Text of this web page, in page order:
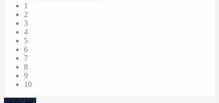
1
2
3
4
5
6
7
8
9
10